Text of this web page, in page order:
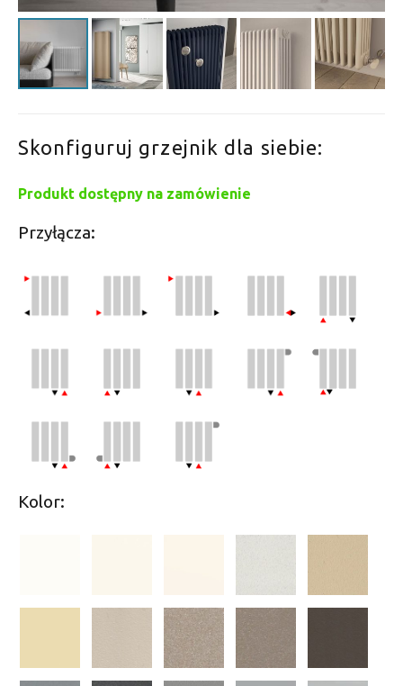
Skonfiguruj grzejnik dla siebie:
Produkt dostępny na zamówienie
Przyłącza:
Kolor: